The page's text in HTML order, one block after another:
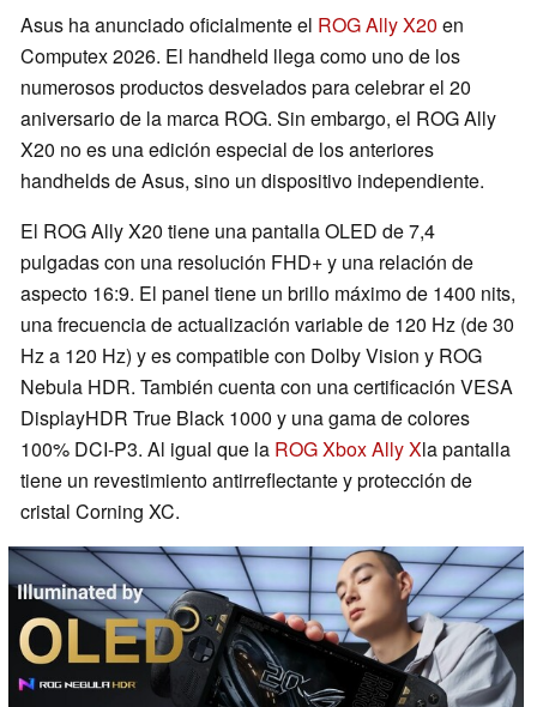
Asus ha anunciado oficialmente el ROG Ally X20 en
Computex 2026. El handheld llega como uno de los
numerosos productos desvelados para celebrar el 20
aniversario de la marca ROG. Sin embargo, el ROG Ally
X20 no es una edición especial de los anteriores
handhelds de Asus, sino un dispositivo independiente.
El ROG Ally X20 tiene una pantalla OLED de 7,4
pulgadas con una resolución FHD+ y una relación de
aspecto 16:9. El panel tiene un brillo máximo de 1400 nits,
una frecuencia de actualización variable de 120 Hz (de 30
Hz a 120 Hz) y es compatible con Dolby Vision y ROG
Nebula HDR. También cuenta con una certificación VESA
DisplayHDR True Black 1000 y una gama de colores
100% DCI-P3. Al igual que la ROG Xbox Ally Xla pantalla
tiene un revestimiento antirreflectante y protección de
cristal Corning XC.